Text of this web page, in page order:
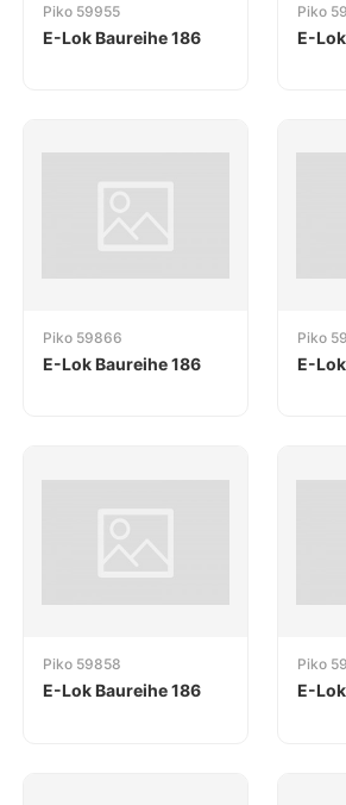
Piko 59955
E-Lok Baureihe 186
Piko
E-
Piko 59866
E-Lok Baureihe 186
Piko
E-
Piko 59858
E-Lok Baureihe 186
Piko
E-